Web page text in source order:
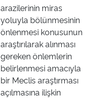
arazilerinin miras
yoluyla bölünmesinin
önlenmesi konusunun
araştırılarak alınması
gereken önlemlerin
belirlenmesi amacıyla
bir Meclis araştırması
açılmasına ilişkin